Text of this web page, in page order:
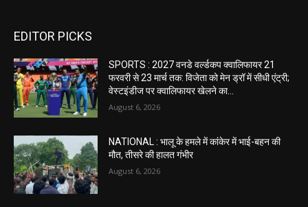
EDITOR PICKS
SPORTS : 2027 वनडे वर्ल्डकप क्वालिफायर 21
फरवरी से 23 मार्च तक: विजेता को मेन ड्रॉ में सीधी एंट्री;
वेस्टइंडीज पर क्वालिफायर खेलने का...
August 6, 2026
NATIONAL : भालू के हमले में कांकेर में भाई-बहन की
मौत, तीसरे की हालत गंभीर
August 6, 2026